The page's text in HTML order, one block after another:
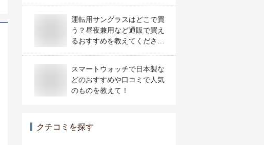
運転用サングラスはどこで買
う？昼夜兼用など通販で買え
るおすすめを教えてくださ
スマートウォッチで日本製な
どのおすすめや口コミで人気
のものを教えて！
クチコミを探す